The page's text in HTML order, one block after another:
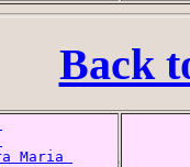
Back
Maria